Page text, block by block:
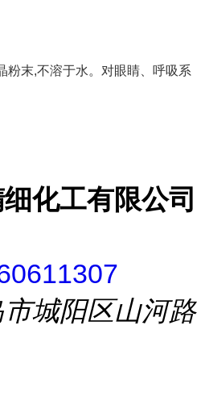
粉末,不溶于水。对眼睛、呼吸系
化工有限公司
城阳区山河路